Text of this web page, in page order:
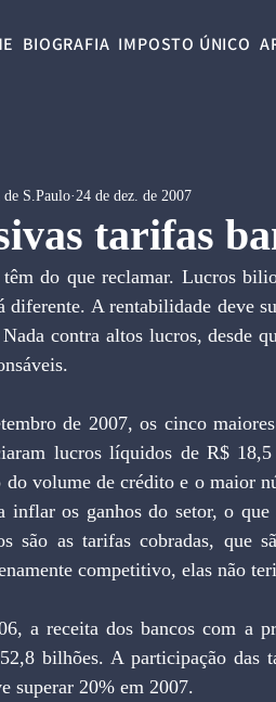
BIOGRAFIA IMPOSTO ÚNICO
tarifas
S.Paulo 24 de dez. de 2007
diferente. A rentabilidade deve
contra altos lucros, desde
lucros líquidos de R$
volume de crédito e o maior
inflar os ganhos do setor, o
são as tarifas cobradas, que
competitivo, elas não
a receita dos bancos com a
bilhões. A participação das
superar 20% em 2007.